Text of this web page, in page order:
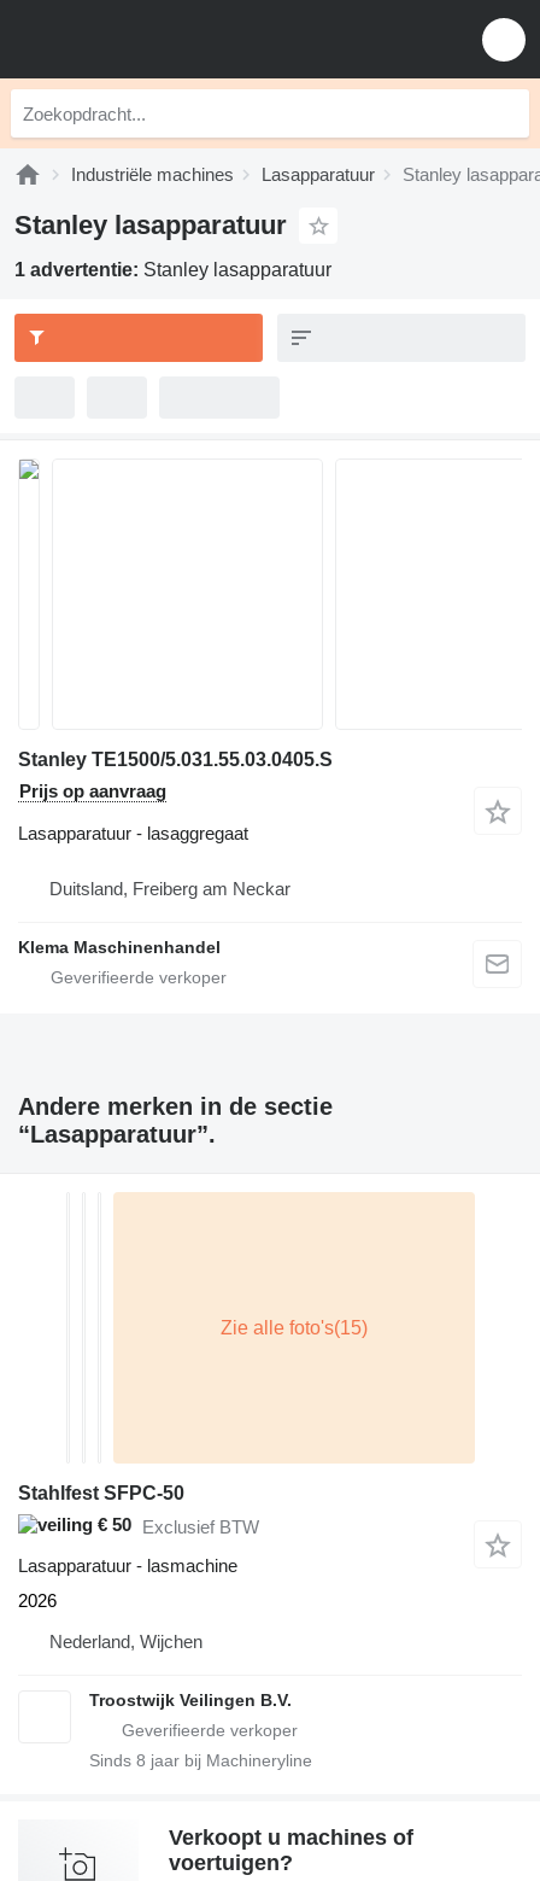
Industriële machines Lasapparatuur Stanley
Stanley lasapparatuur
1 advertentie: Stanley lasapparatuur
Stanley TE1500/5.031.55.03.0405.S
Prijs op aanvraag
Lasapparatuur - lasaggregaat
Duitsland, Freiberg am Neckar
Klema Maschinenhandel
Andere merken in de sectie
“Lasapparatuur”.
Stahlfest SFPC-50
€ 50 Exclusief BTW
Lasapparatuur - lasmachine
2026
Nederland, Wijchen
Troostwijk Veilingen B.V.
Sinds 8 jaar bij Machineryline
Verkoopt u machines of
voertuigen?